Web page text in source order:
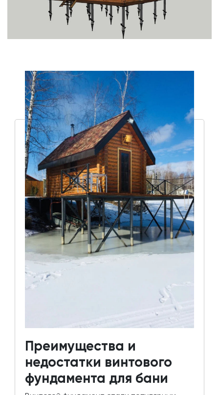
Преимущества и
недостатки винтового
фундамента для бани